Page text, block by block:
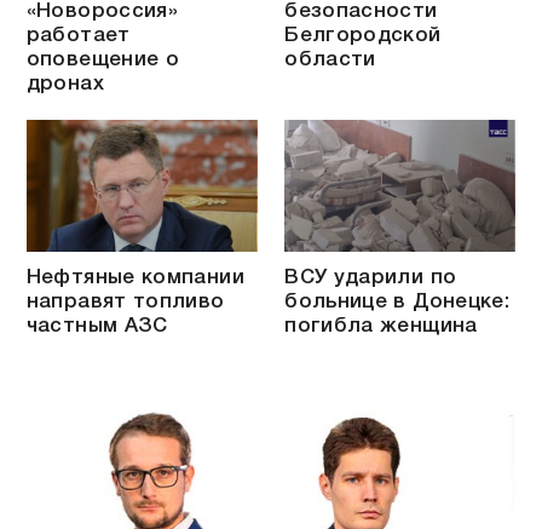
«Новороссия»
работает
оповещение о
дронах
безопасности
Белгородской
области
Нефтяные компании
направят топливо
частным АЗС
ВСУ ударили по
больнице в Донецке:
погибла женщина